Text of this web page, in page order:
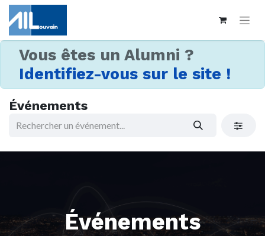
Vous êtes un Alumni ?
Identifiez-vous sur le site !
Événements
Événements